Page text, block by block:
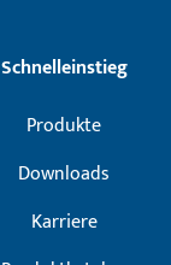
Schnelleinstieg
Produkte
Downloads
Karriere